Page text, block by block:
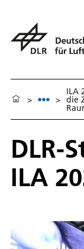
> >
ILA
die
DLR-
ILA